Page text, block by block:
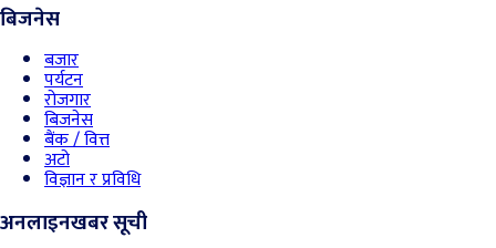
बिजनेस
बजार
पर्यटन
रोजगार
बिजनेस
बैंक / वित्त
अटो
विज्ञान र प्रविधि
अनलाइनखबर सूची